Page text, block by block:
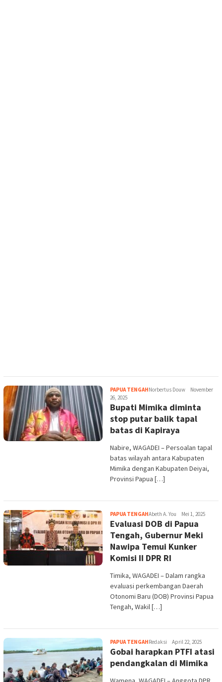
PAPUA TENGAHNorbertus Douw
November
26, 2025
Bupati Mimika diminta
stop putar balik tapal
batas di Kapiraya
Nabire, WAGADEI – Persoalan tapal
batas wilayah antara Kabupaten
Mimika dengan Kabupaten Deiyai,
Provinsi Papua […]
PAPUA TENGAHAbeth A. You Mei 1, 2025
Evaluasi DOB di Papua
Tengah, Gubernur Meki
Nawipa Temui Kunker
Komisi II DPR RI
Timika, WAGADEI – Dalam rangka
evaluasi perkembangan Daerah
Otonomi Baru (DOB) Provinsi Papua
Tengah, Wakil […]
PAPUA TENGAHRedaksi April 22, 2025
Gobai harapkan PTFI atasi
pendangkalan di Mimika